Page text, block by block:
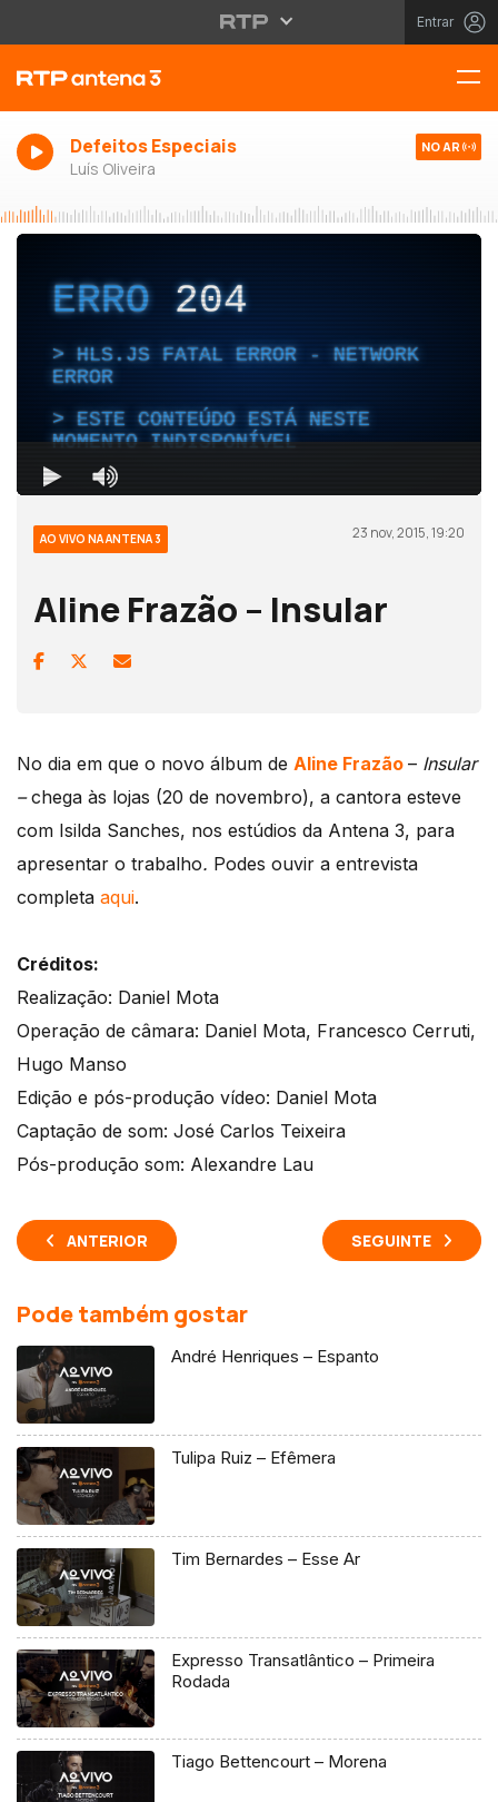
Entrar
Defeitos Especiais
Luís Oliveira
NO AR
AO VIVO NA ANTENA 3 23 nov, 2015, 19:20
Aline Frazão – Insular
No dia em que o novo álbum de Aline Frazão – Insular
–chega às lojas (20 de novembro), a cantora esteve
com Isilda Sanches, nos estúdios da Antena 3, para
apresentar o trabalho. Podes ouvir a entrevista
completa aqui.
Créditos:
Realização: Daniel Mota
Operação de câmara: Daniel Mota, Francesco Cerruti,
Hugo Manso
Edição e pós-produção vídeo: Daniel Mota
Captação de som: José Carlos Teixeira
Pós-produção som: Alexandre Lau
ANTERIOR SEGUINTE
Pode também gostar
André Henriques – Espanto
Tulipa Ruiz – Efêmera
Tim Bernardes – Esse Ar
Expresso Transatlântico – Primeira
Rodada
Tiago Bettencourt – Morena